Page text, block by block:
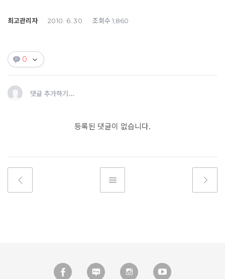
최고관리자 2010. 6. 30 조회수 1,860
0
댓글 추가하기...
등록된 댓글이 없습니다.